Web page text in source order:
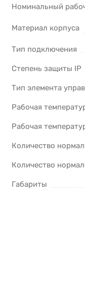
Номинальный
Материал корпуса
Тип подключения
Степень защиты IP
Тип элемента
Рабочая
Рабочая
Количество
Количество
Габариты